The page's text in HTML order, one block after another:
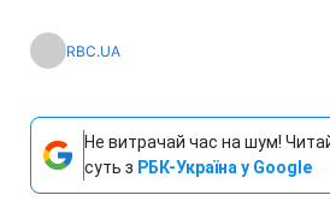
RBC.UA
Не витрачай час на шум!
суть з РБК-Україна у Google